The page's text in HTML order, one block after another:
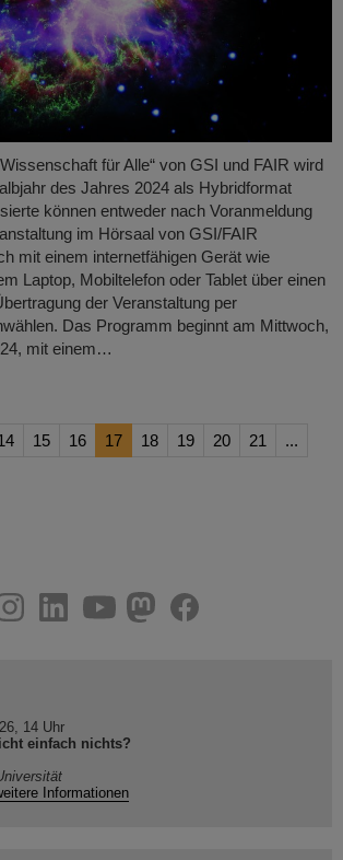
für Alle“ von GSI und FAIR wird
des Jahres 2024 als Hybridformat
können entweder nach Voranmeldung
im Hörsaal von GSI/FAIR
mit einem internetfähigen Gerät wie
Laptop, Mobiltelefon oder Tablet über einen
der Veranstaltung per
Das Programm beginnt am Mittwoch,
mit einem…
15 16 17 18 19 20 21
...
facebook
14 Uhr
einfach nichts?
Informationen